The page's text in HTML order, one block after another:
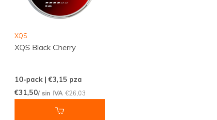
XQS
XQS Black Cherry
10-pack | €3,15 pza
€31,50/ sin IVA €26,03